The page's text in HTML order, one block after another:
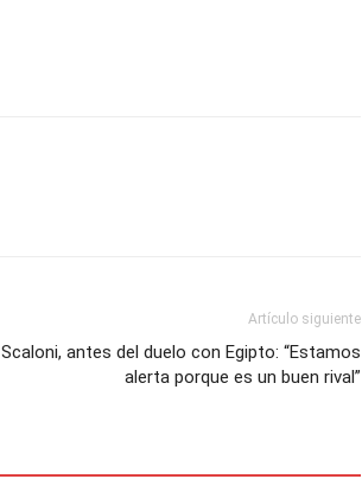
Artículo siguiente
Scaloni, antes del duelo con Egipto: “Estamos
alerta porque es un buen rival”